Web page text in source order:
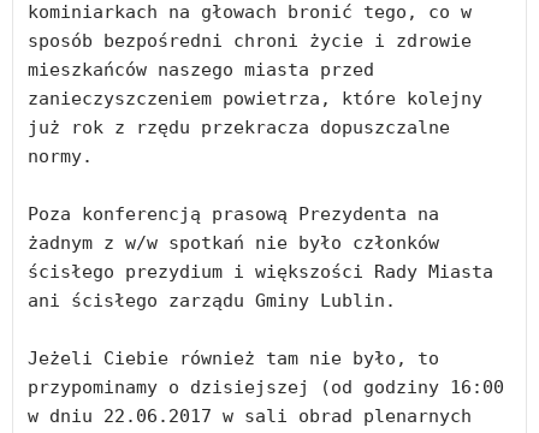
kominiarkach na głowach bronić tego, co w
sposób bezpośredni chroni życie i zdrowie
mieszkańców naszego miasta przed
zanieczyszczeniem powietrza, które kolejny
już rok z rzędu przekracza dopuszczalne
normy.
Poza konferencją prasową Prezydenta na
żadnym z w/w spotkań nie było członków
ścisłego prezydium i większości Rady Miasta
ani ścisłego zarządu Gminy Lublin.
Jeżeli Ciebie również tam nie było, to
przypominamy o dzisiejszej (od godziny 16:00
w dniu 22.06.2017 w sali obrad plenarnych